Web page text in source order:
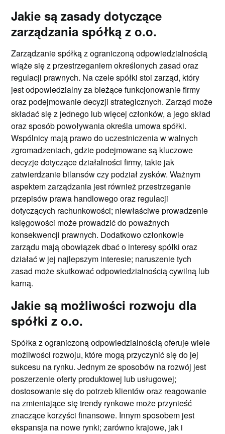
Jakie są zasady dotyczące
zarządzania spółką z o.o.
Zarządzanie spółką z ograniczoną odpowiedzialnością
wiąże się z przestrzeganiem określonych zasad oraz
regulacji prawnych. Na czele spółki stoi zarząd, który
jest odpowiedzialny za bieżące funkcjonowanie firmy
oraz podejmowanie decyzji strategicznych. Zarząd może
składać się z jednego lub więcej członków, a jego skład
oraz sposób powoływania określa umowa spółki.
Wspólnicy mają prawo do uczestniczenia w walnych
zgromadzeniach, gdzie podejmowane są kluczowe
decyzje dotyczące działalności firmy, takie jak
zatwierdzanie bilansów czy podział zysków. Ważnym
aspektem zarządzania jest również przestrzeganie
przepisów prawa handlowego oraz regulacji
dotyczących rachunkowości; niewłaściwe prowadzenie
księgowości może prowadzić do poważnych
konsekwencji prawnych. Dodatkowo członkowie
zarządu mają obowiązek dbać o interesy spółki oraz
działać w jej najlepszym interesie; naruszenie tych
zasad może skutkować odpowiedzialnością cywilną lub
karną.
Jakie są możliwości rozwoju dla
spółki z o.o.
Spółka z ograniczoną odpowiedzialnością oferuje wiele
możliwości rozwoju, które mogą przyczynić się do jej
sukcesu na rynku. Jednym ze sposobów na rozwój jest
poszerzenie oferty produktowej lub usługowej;
dostosowanie się do potrzeb klientów oraz reagowanie
na zmieniające się trendy rynkowe może przynieść
znaczące korzyści finansowe. Innym sposobem jest
ekspansja na nowe rynki; zarówno krajowe, jak i